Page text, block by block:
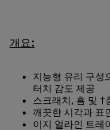
개요:
지능형 유리 구성
터치 감도 제공
스크래치, 흠 및 †
깨끗한 시각과 표
이지 얼라인 트레